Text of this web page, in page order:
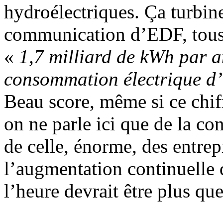
hydroélectriques. Ça
communication d’EDF,
« 1,7 milliard de kWh par
consommation électrique
Beau score, même si ce
on ne parle ici que de la
de celle, énorme, des
l’augmentation continuelle
l’heure devrait être plus